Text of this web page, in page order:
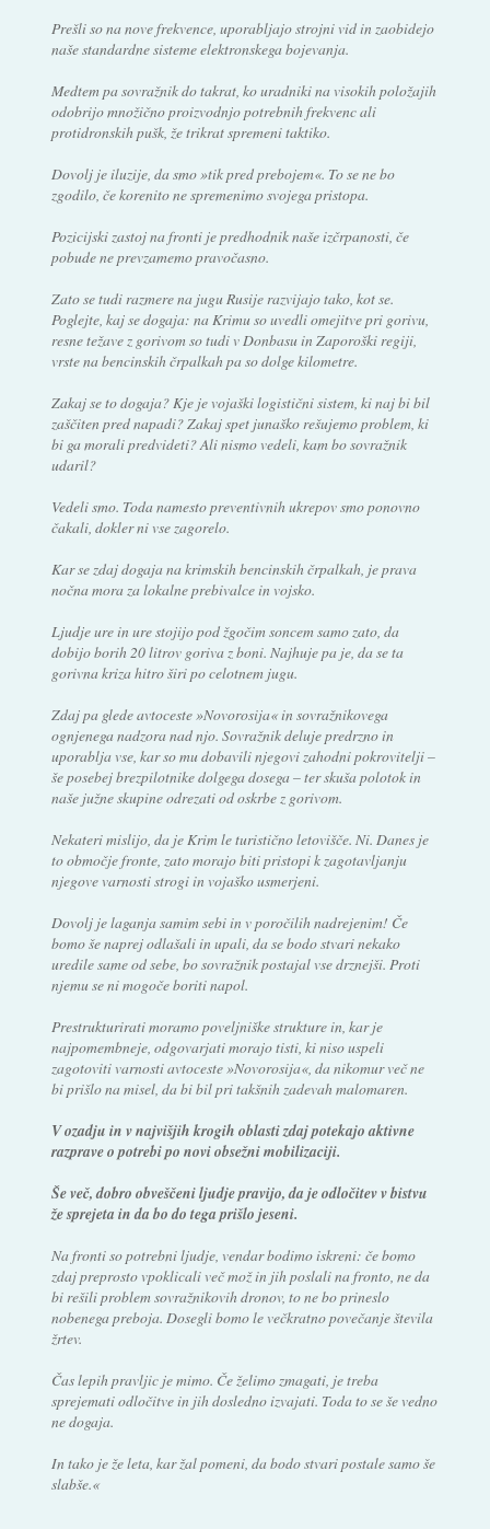
Prešli so na nove frekvence, uporabljajo strojni vid in zaobidejo
naše standardne sisteme elektronskega bojevanja.
Medtem pa sovražnik do takrat, ko uradniki na visokih položajih
odobrijo množično proizvodnjo potrebnih frekvenc ali
protidronskih pušk, že trikrat spremeni taktiko.
Dovolj je iluzije, da smo »tik pred prebojem«. To se ne bo
zgodilo, če korenito ne spremenimo svojega pristopa.
Pozicijski zastoj na fronti je predhodnik naše izčrpanosti, če
pobude ne prevzamemo pravočasno.
Zato se tudi razmere na jugu Rusije razvijajo tako, kot se.
Poglejte, kaj se dogaja: na Krimu so uvedli omejitve pri gorivu,
resne težave z gorivom so tudi v Donbasu in Zaporoški regiji,
vrste na bencinskih črpalkah pa so dolge kilometre.
Zakaj se to dogaja? Kje je vojaški logistični sistem, ki naj bi bil
zaščiten pred napadi? Zakaj spet junaško rešujemo problem, ki
bi ga morali predvideti? Ali nismo vedeli, kam bo sovražnik
udaril?
Vedeli smo. Toda namesto preventivnih ukrepov smo ponovno
čakali, dokler ni vse zagorelo.
Kar se zdaj dogaja na krimskih bencinskih črpalkah, je prava
nočna mora za lokalne prebivalce in vojsko.
Ljudje ure in ure stojijo pod žgočim soncem samo zato, da
dobijo borih 20 litrov goriva z boni. Najhuje pa je, da se ta
gorivna kriza hitro širi po celotnem jugu.
Zdaj pa glede avtoceste »Novorosija« in sovražnikovega
ognjenega nadzora nad njo. Sovražnik deluje predrzno in
uporablja vse, kar so mu dobavili njegovi zahodni pokrovitelji –
še posebej brezpilotnike dolgega dosega – ter skuša polotok in
naše južne skupine odrezati od oskrbe z gorivom.
Nekateri mislijo, da je Krim le turistično letovišče. Ni. Danes je
to območje fronte, zato morajo biti pristopi k zagotavljanju
njegove varnosti strogi in vojaško usmerjeni.
Dovolj je laganja samim sebi in v poročilih nadrejenim! Če
bomo še naprej odlašali in upali, da se bodo stvari nekako
uredile same od sebe, bo sovražnik postajal vse drznejši. Proti
njemu se ni mogoče boriti napol.
Prestrukturirati moramo poveljniške strukture in, kar je
najpomembneje, odgovarjati morajo tisti, ki niso uspeli
zagotoviti varnosti avtoceste »Novorosija«, da nikomur več ne
bi prišlo na misel, da bi bil pri takšnih zadevah malomaren.
V ozadju in v najvišjih krogih oblasti zdaj potekajo aktivne
razprave o potrebi po novi obsežni mobilizaciji.
Še več, dobro obveščeni ljudje pravijo, da je odločitev v bistvu
že sprejeta in da bo do tega prišlo jeseni.
Na fronti so potrebni ljudje, vendar bodimo iskreni: če bomo
zdaj preprosto vpoklicali več mož in jih poslali na fronto, ne da
bi rešili problem sovražnikovih dronov, to ne bo prineslo
nobenega preboja. Dosegli bomo le večkratno povečanje števila
žrtev.
Čas lepih pravljic je mimo. Če želimo zmagati, je treba
sprejemati odločitve in jih dosledno izvajati. Toda to se še vedno
ne dogaja.
In tako je že leta, kar žal pomeni, da bodo stvari postale samo še
slabše.«